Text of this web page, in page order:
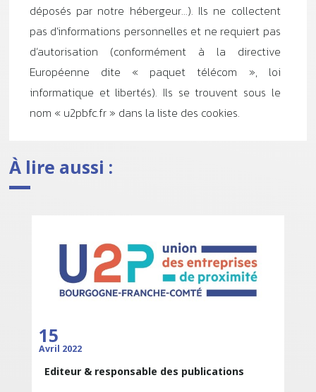
déposés par notre hébergeur…). Ils ne collectent
pas d’informations personnelles et ne requiert pas
d’autorisation (conformément à la directive
Européenne dite « paquet télécom », loi
informatique et libertés). Ils se trouvent sous le
nom « u2pbfc.fr » dans la liste des cookies.
À lire aussi :
15
Avril 2022
Editeur & responsable des publications